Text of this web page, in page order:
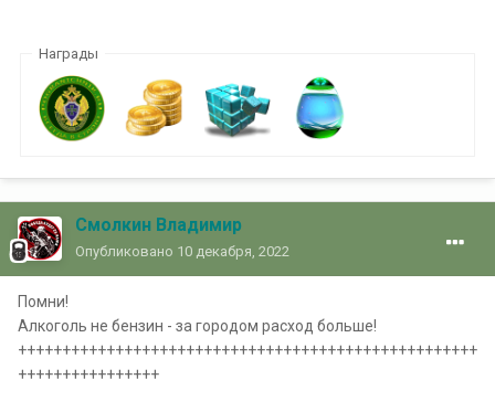
Награды
Смолкин Владимир
Опубликовано 10 декабря, 2022
Помни!
Алкоголь не бензин - за городом расход больше!
++++++++++++++++++++++++++++++++++++++++++++++++++++
++++++++++++++++